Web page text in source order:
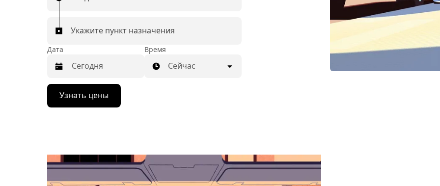
Укажите пункт назначения
Дата
Нажмите
стрелку
вниз,
выбрать
дату.
Время
Сейчас
Узнать цены